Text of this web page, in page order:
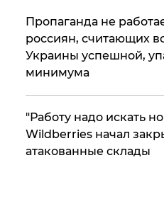
​Пропаганда не
россиян, считающих
Украины успешной,
минимума
"Работу надо искать
Wildberries начал
атакованные склады